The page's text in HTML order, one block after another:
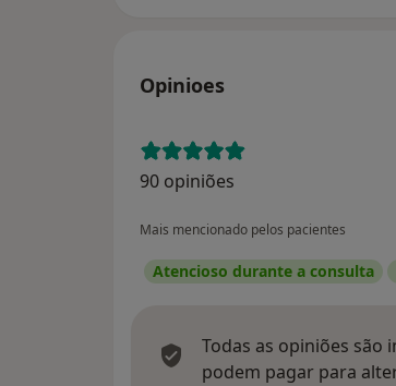
Opinioes
90 opiniões
Mais mencionado pelos pacientes
Atencioso durante a consulta
Todas as opiniões são
podem pagar para